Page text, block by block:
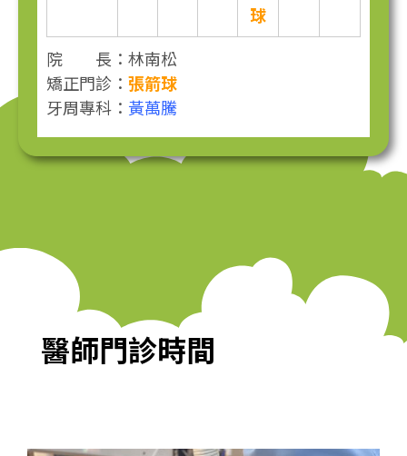
球
院 長：林南松
矯正門診： 張箭球
牙周專科： 黃萬騰
醫師門診時間